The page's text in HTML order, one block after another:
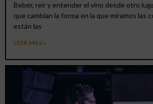
Beber, reír y entender el vino desde otro
que cambian la forma en la que miramos las
están las
LEER MÁS »